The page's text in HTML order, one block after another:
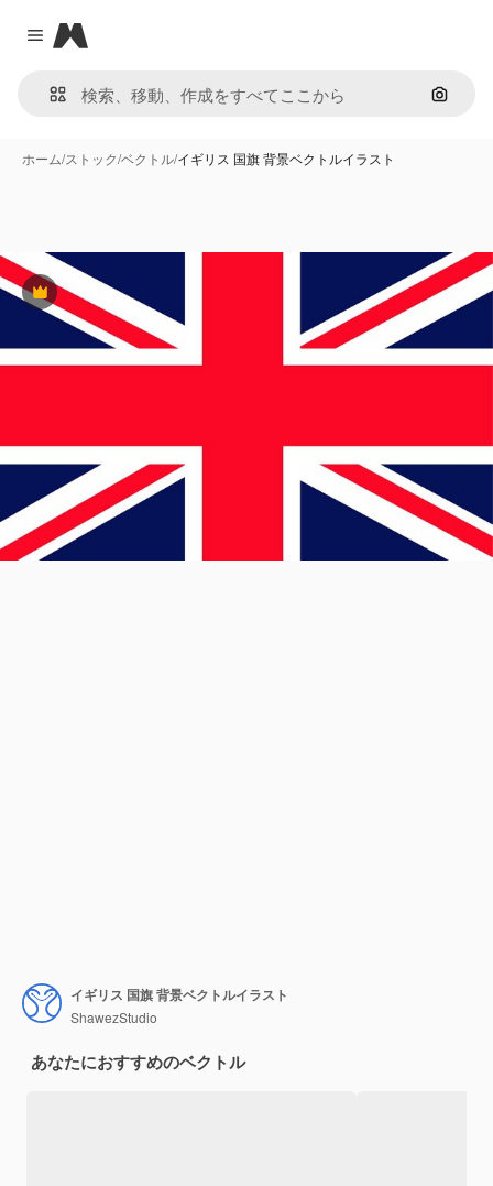
Close menu
Magnific
画像で
ホーム/ストック/ベクトル/イギリス 国旗 背景ベクトルイラスト
Premium
イギリス 国旗 背景ベクトルイラスト
ShawezStudio
あなたにおすすめのベクトル